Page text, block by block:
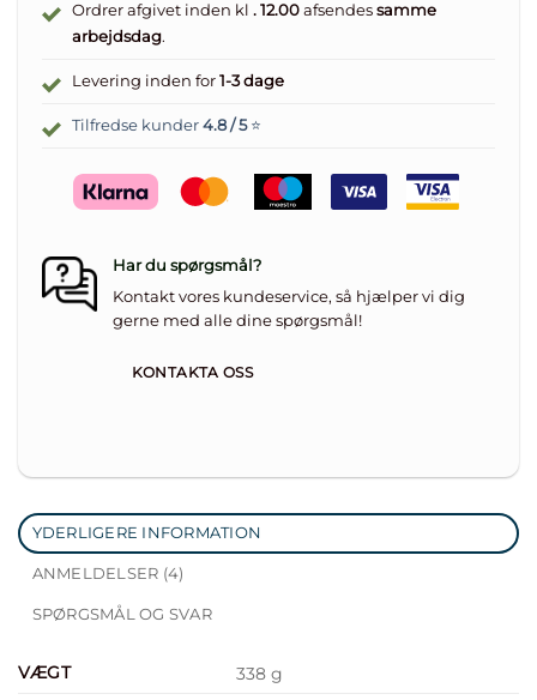
Ordrer afgivet inden kl . 12.00 afsendes samme
arbejdsdag.
Levering inden for 1-3 dage
Tilfredse kunder 4.8 / 5⭐
Har du spørgsmål?
Kontakt vores kundeservice, så hjælper vi dig
gerne med alle dine spørgsmål!
KONTAKTA OSS
YDERLIGERE INFORMATION
ANMELDELSER (4)
SPØRGSMÅL OG SVAR
VÆGT
338 g